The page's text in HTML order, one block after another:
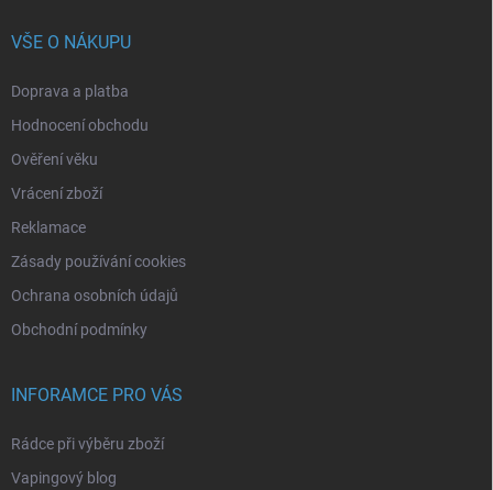
VŠE O NÁKUPU
Doprava a platba
Hodnocení obchodu
Ověření věku
Vrácení zboží
Reklamace
Zásady používání cookies
Ochrana osobních údajů
Obchodní podmínky
INFORAMCE PRO VÁS
Rádce při výběru zboží
Vapingový blog